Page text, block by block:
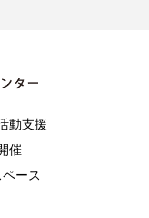
動支援
催
ース